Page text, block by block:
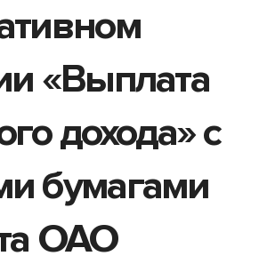
«Выплата
дохода» с
бумагами
ОАО